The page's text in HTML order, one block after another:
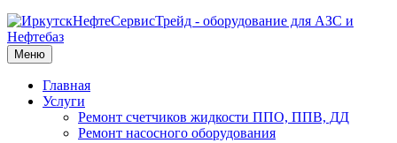
Меню
Главная
Услуги
Ремонт счетчиков жидкости ППО, ППВ, ДД
Ремонт насосного оборудования